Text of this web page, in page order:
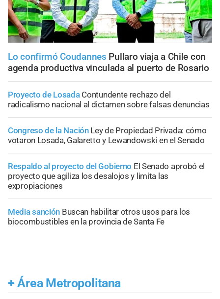
Lo confirmó Coudannes Pullaro viaja a Chile con
agenda productiva vinculada al puerto de Rosario
Proyecto de Losada Contundente rechazo del
radicalismo nacional al dictamen sobre falsas denuncias
Congreso de la Nación Ley de Propiedad Privada: cómo
votaron Losada, Galaretto y Lewandowski en el Senado
Respaldo al proyecto del Gobierno El Senado aprobó el
proyecto que agiliza los desalojos y limita las
expropiaciones
Media sanción Buscan habilitar otros usos para los
biocombustibles en la provincia de Santa Fe
+ Área Metropolitana